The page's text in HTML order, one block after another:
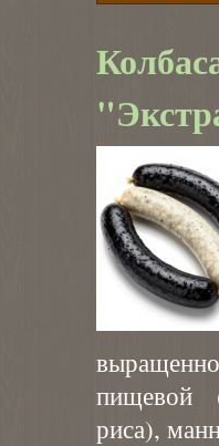
пищевой
риса),